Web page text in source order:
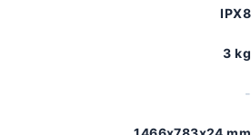
IPX8
3 kg
-